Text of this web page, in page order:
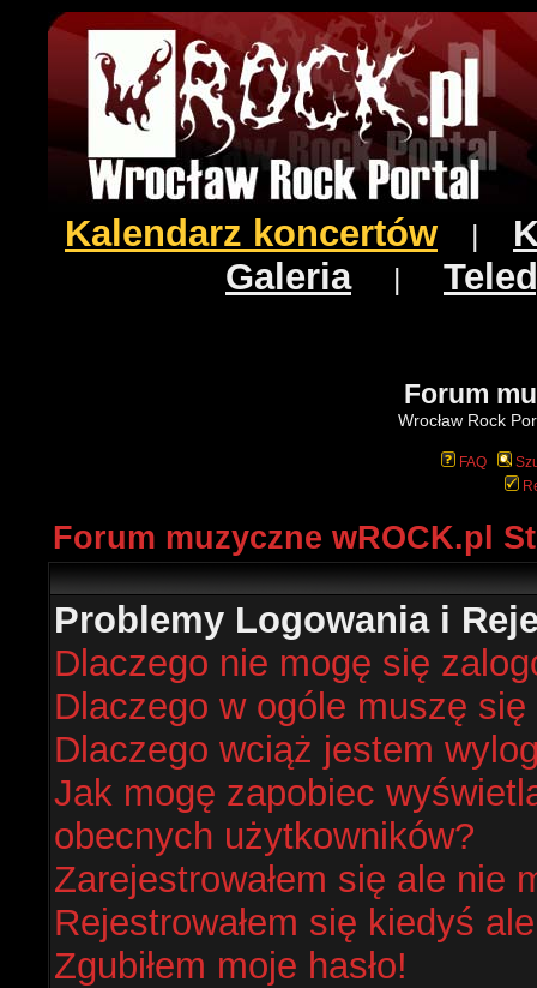
Kalendarz koncertów
Galeria|
Forum
Wrocław Rock
FAQ
Forum muzyczne wROCK.pl
Problemy Logowania i
Dlaczego nie mogę się
Dlaczego w ogóle muszę
Dlaczego wciąż jestem
Jak mogę zapobiec
obecnych użytkowników?
Zarejestrowałem się ale nie
Rejestrowałem się kiedyś
Zgubiłem moje hasło!